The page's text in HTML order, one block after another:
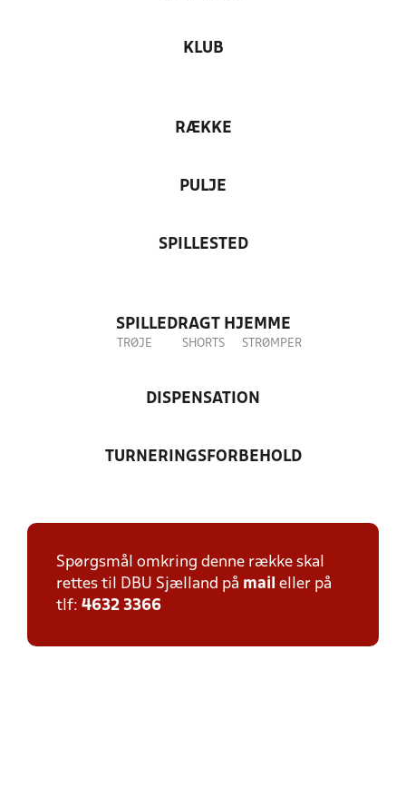
KLUB
RÆKKE
PULJE
SPILLESTED
SPILLEDRAGT HJEMME
TRØJE SHORTS STRØMPER
DISPENSATION
TURNERINGSFORBEHOLD
Spørgsmål omkring denne række skal
rettes til DBU Sjælland på mail eller på
tlf: 4632 3366